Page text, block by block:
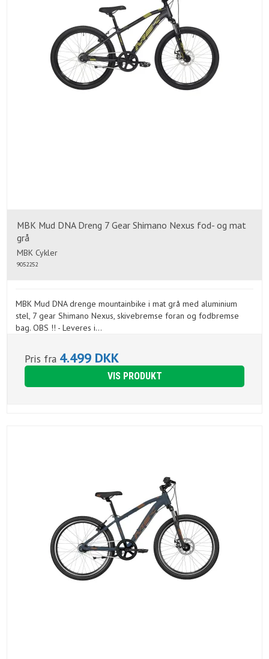
MBK Mud DNA Dreng 7 Gear Shimano Nexus fod- og mat
grå
MBK Cykler
9052252
MBK Mud DNA drenge mountainbike i mat grå med aluminium
stel, 7 gear Shimano Nexus, skivebremse foran og fodbremse
bag. OBS !! - Leveres i...
Pris fra 4.499 DKK
VIS PRODUKT